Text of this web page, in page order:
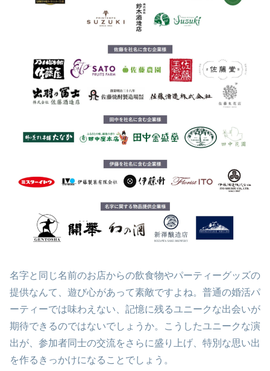
名字と同じ名前のお店からの飲食物やパーティーグッズの
提供なんて、遊び心があって素敵ですよね。普通の婚活パ
ーティーでは味わえない、記憶に残るユニークな出会いが
期待できるのではないでしょうか。こうしたユニークな演
出が、参加者同士の交流をさらに盛り上げ、特別な思い出
を作るきっかけになることでしょう。